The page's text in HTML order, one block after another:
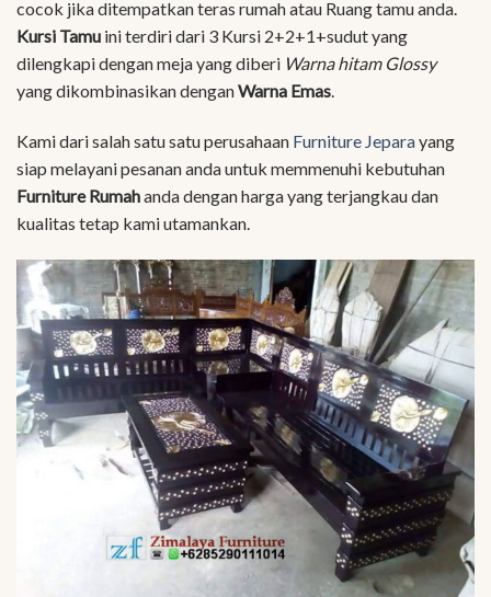
cocok jika ditempatkan teras rumah atau Ruang tamu anda.
Kursi Tamu ini terdiri dari 3 Kursi 2+2+1+sudut yang
dilengkapi dengan meja yang diberi Warna hitam Glossy
yang dikombinasikan denganWarna Emas.
Kami dari salah satu satu perusahaan Furniture Jeparayang
siap melayani pesanan anda untuk memmenuhi kebutuhan
Furniture Rumahanda dengan harga yang terjangkau dan
kualitas tetap kami utamankan.